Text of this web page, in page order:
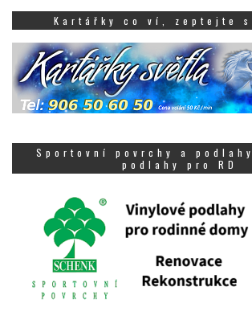
Kartářky co ví, zeptejte
Sportovní povrchy a
podlahy pro RD